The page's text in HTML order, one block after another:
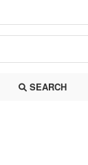
SEARCH